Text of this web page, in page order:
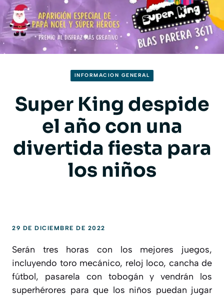
INFORMACION GENERAL
Super King despide
el año con una
divertida fiesta para
los niños
29 DE DICIEMBRE DE 2022
Serán tres horas con los mejores juegos,
incluyendo toro mecánico, reloj loco, cancha de
fútbol, pasarela con tobogán y vendrán los
superhérores para que los niños puedan jugar